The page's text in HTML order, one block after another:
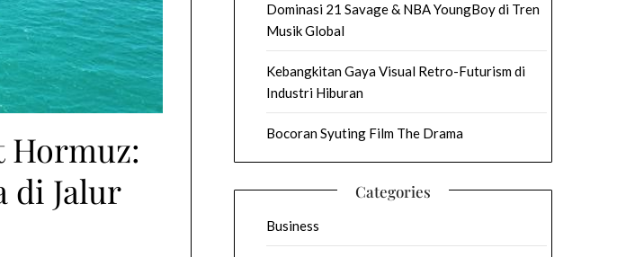
Hormuz:
di Jalur
Dominasi 21 Savage & NBA YoungBoy di Tren
Musik Global
Kebangkitan Gaya Visual Retro-Futurism di
Industri Hiburan
Bocoran Syuting Film The Drama
Categories
Business